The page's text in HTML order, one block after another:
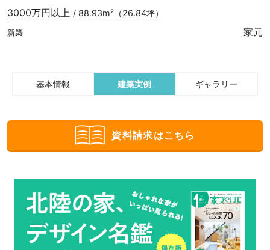
3000万円以上 / 88.93m²（26.84坪）
新築 家元
基本情報 建築実例 ギャラリー
資料請求はこちら